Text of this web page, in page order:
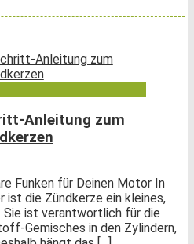
Anleitung zum
Funken für Deinen Motor In
ist die Zündkerze ein kleines,
Sie ist verantwortlich für die
Gemisches in den Zylindern,